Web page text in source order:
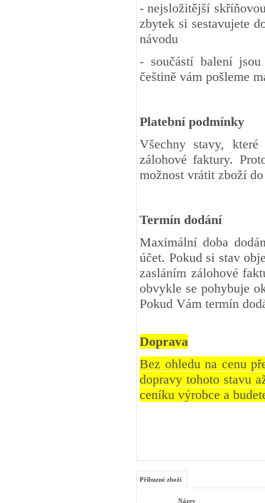
- nejsložitější
zbytek si sestavujete
návodu
- součástí balení
češtině vám pošleme
Platební podmínky
Všechny stavy,
zálohové faktury.
možnost vrátit zboží
Termín dodání
Maximální doba
účet. Pokud si stav
zasláním zálohové
obvykle se pohybuje
Pokud Vám termín
Doprava
Bez ohledu na cenu
dopravy tohoto stavu
ceníku výrobce a
Příbuzné zboží
Název